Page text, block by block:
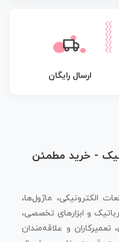
ارسال رایگان
- خرید مطمئن
الکترونیکی، ماژول‌ها،
و ابزارهای تخصصی،
و علاقه‌مندان